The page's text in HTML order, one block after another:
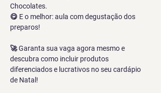
Chocolates.
😋 E o melhor: aula com degustação dos
preparos!
🚀 Garanta sua vaga agora mesmo e
descubra como incluir produtos
diferenciados e lucrativos no seu cardápio
de Natal!